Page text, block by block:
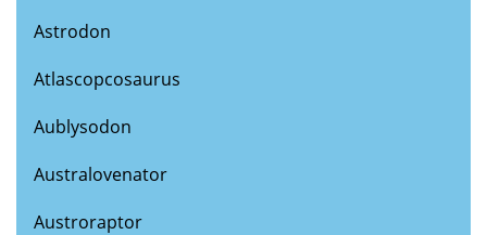
Astrodon
Atlascopcosaurus
Aublysodon
Australovenator
Austroraptor